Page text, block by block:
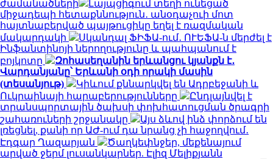
ժամանածների
Լայպցիգում տեղի ունեցած
միջադեպի հետաքննություն․ անօդաչուի մոտ
հայտնաբերված պայթուցիկը եղել է ռազմական
մակարդակի
Սկանդալ ՖԻՖԱ-ում․ ՈՒԵՖԱ-ն մերժել է
Ինֆանտինոյի ներողությունը և պահպանում է
բոյկոտը
Զոհասեղանին երևանցու կյանքն է․
Վարդանյանը՝ Երևանի օդի որակի մասին
(տեսանյութ)
Կիևում քննարկվել են Ադրբեջանի և
Ուկրաինայի հարաբերությունները
Ընդլայնվել է
տրանսպորտային ծախսի փոխհատուցման ծրագրի
շահառուների շրջանակը
Այս ձևով ինձ փորձում են
լռեցնել, քանի որ ԱԺ-ում դա նրանց չի հաջողվում․
Էդգար Ղազարյան
Ծաղկեփնջեր, մեքենայում
արված ջերմ լուսանկարներ. Էլիզ Մելիքյանն